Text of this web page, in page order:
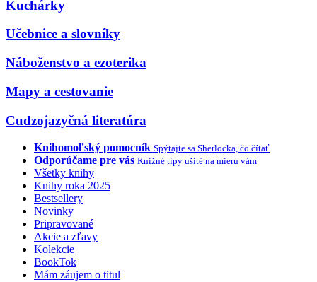
Kuchárky
Učebnice a slovníky
Náboženstvo a ezoterika
Mapy a cestovanie
Cudzojazyčná literatúra
Knihomoľský pomocník Spýtajte sa Sherlocka, čo čítať
Odporúčame pre vás Knižné tipy ušité na mieru vám
Všetky knihy
Knihy roka 2025
Bestsellery
Novinky
Pripravované
Akcie a zľavy
Kolekcie
BookTok
Mám záujem o titul